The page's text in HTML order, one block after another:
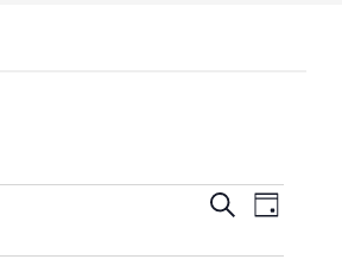
Recherche
navigation
RechercheNavigation
de
Jour